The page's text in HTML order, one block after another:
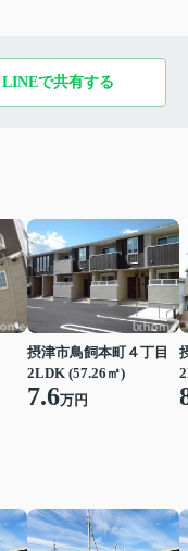
LINEで共有する
摂津市鳥飼本町４丁目
2LDK (57.26㎡)
7.6万円